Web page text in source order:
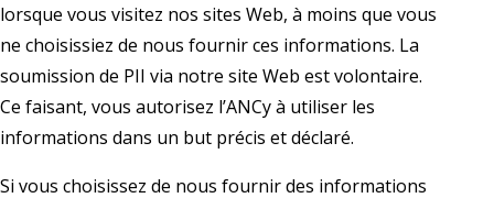
lorsque vous visitez nos sites Web, à moins que vous
ne choisissiez de nous fournir ces informations. La
soumission de PII via notre site Web est volontaire.
Ce faisant, vous autorisez l’ANCy à utiliser les
informations dans un but précis et déclaré.
Si vous choisissez de nous fournir des informations